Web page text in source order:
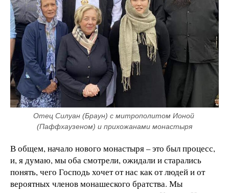
Отец Силуан (Браун) с митрополитом Ионой
(Паффхаузеном) и прихожанами монастыря
В общем, начало нового монастыря – это был процесс,
и, я думаю, мы оба смотрели, ожидали и старались
понять, чего Господь хочет от нас как от людей и от
вероятных членов монашеского братства. Мы